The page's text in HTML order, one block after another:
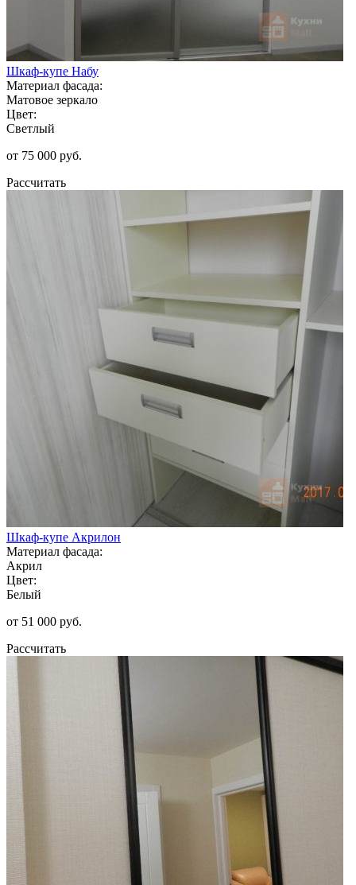
Шкаф-купе Набу
Материал фасада:
Матовое зеркало
Цвет:
Светлый
от 75 000 руб.
Рассчитать
Шкаф-купе Акрилон
Материал фасада:
Акрил
Цвет:
Белый
от 51 000 руб.
Рассчитать